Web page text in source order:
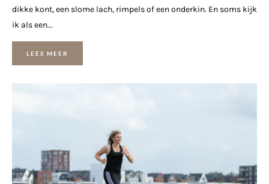
dikke kont, een slome lach, rimpels of een onderkin. En soms kijk
ik als een...
LEES MEER